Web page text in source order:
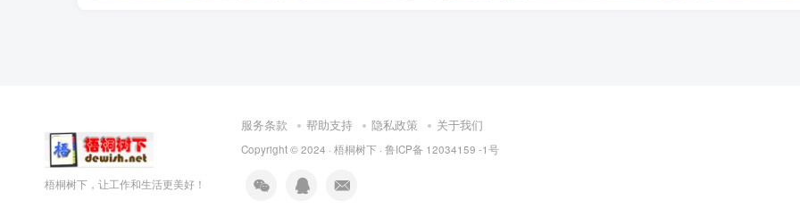
物质世界的唯一特性是客观实在性。物质世界的根本属性是运动。
3.人类社会的物质性
梧桐树下，让工作和生活更美好！
服务条款 帮助支持 隐私政策 关于我们
Copyright © 2024 · 梧桐树下 · 鲁ICP备 12034159 -1号